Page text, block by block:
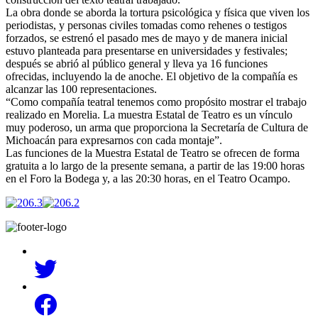
La obra donde se aborda la tortura psicológica y física que viven los
periodistas, y personas civiles tomadas como rehenes o testigos
forzados, se estrenó el pasado mes de mayo y de manera inicial
estuvo planteada para presentarse en universidades y festivales;
después se abrió al público general y lleva ya 16 funciones
ofrecidas, incluyendo la de anoche. El objetivo de la compañía es
alcanzar las 100 representaciones.
“Como compañía teatral tenemos como propósito mostrar el trabajo
realizado en Morelia. La muestra Estatal de Teatro es un vínculo
muy poderoso, un arma que proporciona la Secretaría de Cultura de
Michoacán para expresarnos con cada montaje”.
Las funciones de la Muestra Estatal de Teatro se ofrecen de forma
gratuita a lo largo de la presente semana, a partir de las 19:00 horas
en el Foro la Bodega y, a las 20:30 horas, en el Teatro Ocampo.